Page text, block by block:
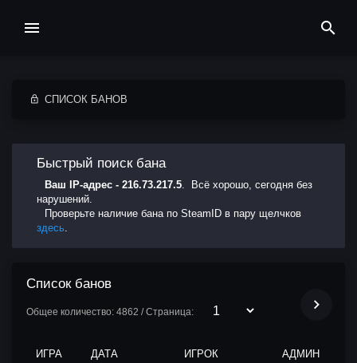
СПИСОК БАНОВ
Быстрый поиск бана
Ваш IP-адрес - 216.73.217.5. Всё хорошо, сегодня без
нарушений.
Проверьте наличие бана по SteamID в пару щелчков
здесь.
Список банов
Общее количество: 4862 / Страница:
ИГРА ДАТА ИГРОК АДМИН